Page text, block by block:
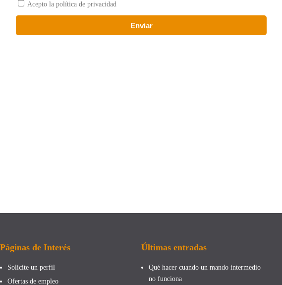
Acepto la política de privacidad
Enviar
Páginas de Interés
Solicite un perfil
Ofertas de empleo
Últimas entradas
Qué hacer cuando un mando intermedio
no funciona